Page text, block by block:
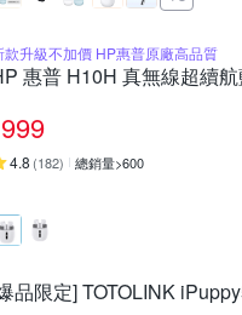
款升級不加價 HP惠普原廠高品質
惠普 H10H 真無線超續
999
4.8 (182) 總銷量>600
品限定] TOTOLINK